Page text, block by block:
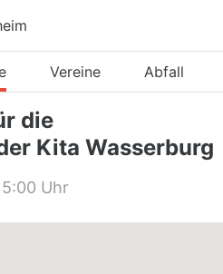
Vereine Abfall
die
Kita Wasserburg
Uhr